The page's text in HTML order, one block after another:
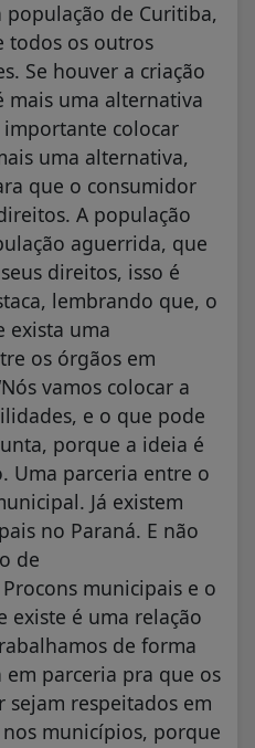
de Curitiba,
todos os outros
Se houver a criação
mais uma alternativa
colocar
uma alternativa,
que o consumidor
A população
aguerrida, que
direitos, isso é
lembrando que, o
exista uma
os órgãos em
vamos colocar a
e o que pode
porque a ideia é
Uma parceria entre o
Já existem
no Paraná. E não
de
municipais e o
existe é uma relação
de forma
parceria pra que os
respeitados em
municípios, porque